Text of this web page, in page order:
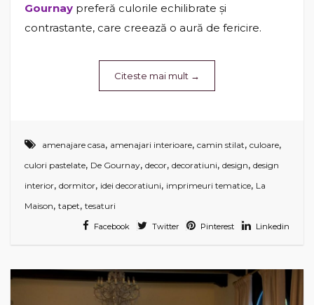
Gournay preferă culorile echilibrate și
contrastante, care creează o aură de fericire.
Citeste mai mult →
amenajare casa, amenajari interioare, camin stilat, culoare,
culori pastelate, De Gournay, decor, decoratiuni, design, design
interior, dormitor, idei decoratiuni, imprimeuri tematice, La
Maison, tapet, tesaturi
Facebook Twitter Pinterest Linkedin